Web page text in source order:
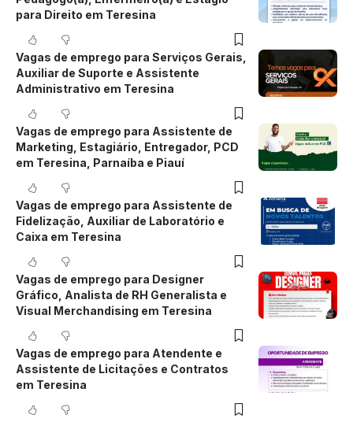
para Direito em Teresina
Vagas de emprego para Serviços Gerais,
Auxiliar de Suporte e Assistente
Administrativo em Teresina
Vagas de emprego para Assistente de
Marketing, Estagiário, Entregador, PCD
em Teresina, Parnaíba e Piauí
Vagas de emprego para Assistente de
Fidelização, Auxiliar de Laboratório e
Caixa em Teresina
Vagas de emprego para Designer
Gráfico, Analista de RH Generalista e
Visual Merchandising em Teresina
Vagas de emprego para Atendente e
Assistente de Licitações e Contratos
em Teresina